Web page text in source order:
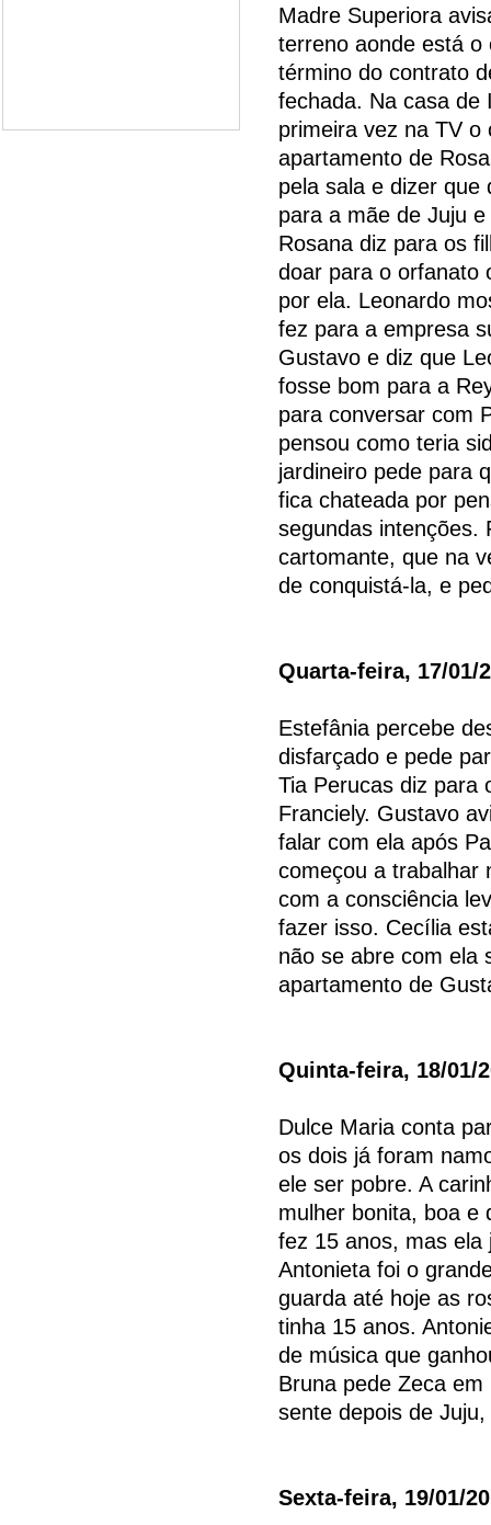
Madre Superiora
terreno aonde está o
término do contrato
fechada. Na casa de
primeira vez na TV o
apartamento de
pela sala e dizer que
para a mãe de Juju
Rosana diz para os
doar para o orfanato
por ela. Leonardo
fez para a empresa
Gustavo e diz que
fosse bom para a
para conversar com
pensou como teria
jardineiro pede para
fica chateada por
segundas intenções.
cartomante, que na
de conquistá-la, e
Quarta-feira, 17/01/
Estefânia percebe
disfarçado e pede
Tia Perucas diz para
Franciely. Gustavo
falar com ela após
começou a trabalhar
com a consciência
fazer isso. Cecília
não se abre com ela
apartamento de
Quinta-feira, 18/01/
Dulce Maria conta
os dois já foram
ele ser pobre. A
mulher bonita, boa e
fez 15 anos, mas ela
Antonieta foi o
guarda até hoje as
tinha 15 anos.
de música que
Bruna pede Zeca
sente depois de
Sexta-feira, 19/01/